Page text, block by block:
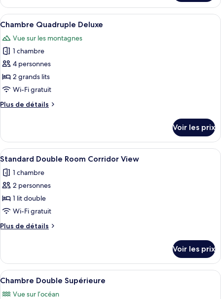
Premium,
vue
partielle
sur
la
mer
le
type
de
Chambre
Quadruple
Premium,
vue
partielle
sur
mer
Afficher
toutes
les
photos
pour
ce
type
chambre :
Deluxe
Une chambre d’hôtel avec deux lits,
6
Chambre Quadruple Deluxe
Vue sur les montagnes
1 chambre
4 personnes
2 grands lits
Wi-Fi gratuit
Plus de détails
Plus
le
type
de
Chambre
Quadruple
Voir les prix
Afficher
toutes
les
photos
pour
ce
type
de
Standard
Double
Room
Corridor
Une salle de bain moderne avec
6
Standard Double Room Corridor View
1 chambre
2 personnes
1 lit double
Wi-Fi gratuit
Plus de détails
Plus
le
type
de
Standard
Voir les prix
Afficher
toutes
Une chambre dotée d’un grand lit,
6
Chambre Double Supérieure
Vue sur l’océan